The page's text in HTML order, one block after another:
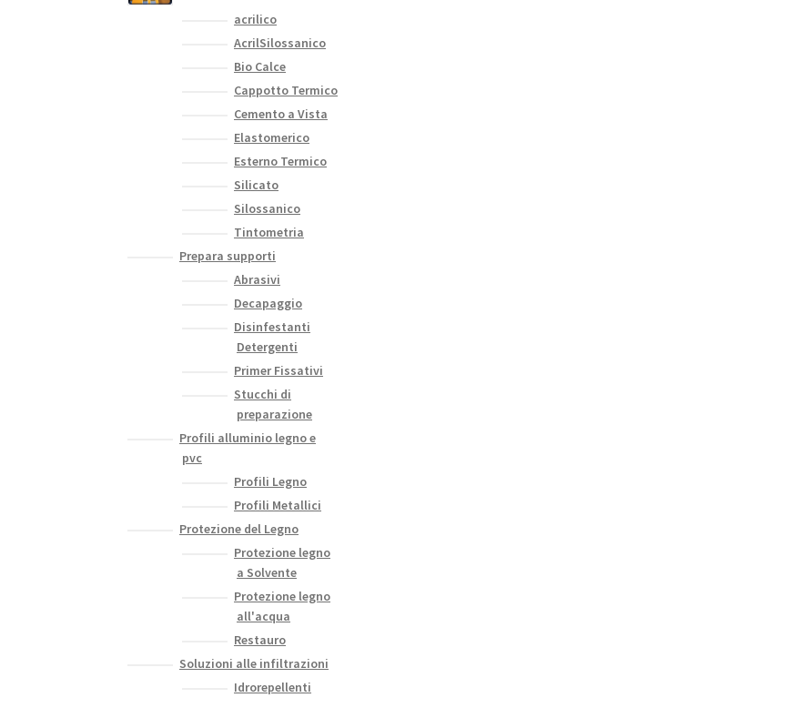
acrilico
AcrilSilossanico
Bio Calce
Cappotto Termico
Cemento a Vista
Elastomerico
Esterno Termico
Silicato
Silossanico
Tintometria
Prepara supporti
Abrasivi
Decapaggio
Disinfestanti
Detergenti
Primer Fissativi
Stucchi di
preparazione
Profili alluminio legno e
pvc
Profili Legno
Profili Metallici
Protezione del Legno
Protezione legno
a Solvente
Protezione legno
all'acqua
Restauro
Soluzioni alle infiltrazioni
Idrorepellenti